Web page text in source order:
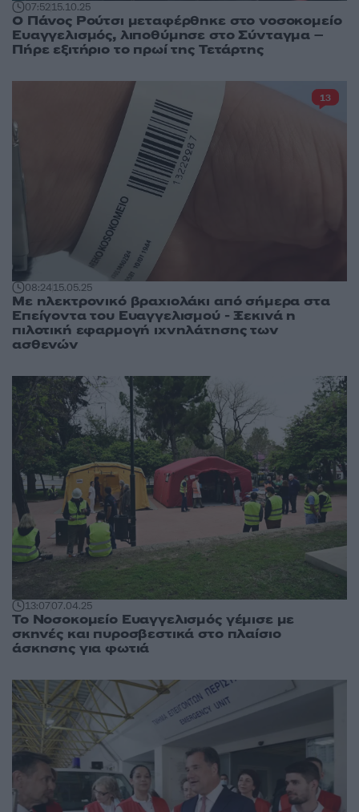
07:5215.10.25
Ο Πάνος Ρούτσι μεταφέρθηκε στο νοσοκομείο
Ευαγγελισμός, λιποθύμησε στο Σύνταγμα –
Πήρε εξιτήριο το πρωί της Τετάρτης
08:2415.05.25
Με ηλεκτρονικό βραχιολάκι από σήμερα στα
Επείγοντα του Ευαγγελισμού - Ξεκινά η
πιλοτική εφαρμογή ιχνηλάτησης των
ασθενών
13
13:0707.04.25
Το Νοσοκομείο Ευαγγελισμός γέμισε με
σκηνές και πυροσβεστικά στο πλαίσιο
άσκησης για φωτιά